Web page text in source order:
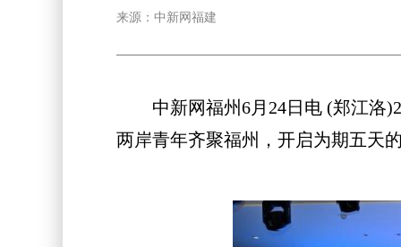
来源：中新网福建
中新网福州6月24日电 (郑江洛
两岸青年齐聚福州，开启为期五天